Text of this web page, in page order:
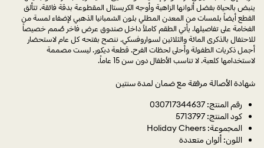
ينبض بالحياة بفضل ألوانها الزاهية وأوجه الكريستال المقطوعة بدقة فائقة. تتألق
القطع أيضاً بلمسات من المعدن المطلي بلون الشمبانيا الذهبي لإضفاء لمسة من
الفخامة على تفاصيلها. يأتي الطقم كاملاً داخل صندوق عرض فاخر صُمم خصيصاً
للاحتفال بالذكرى المائة والثلاثين لسواروفسكي. ننصح بفتحه كل عام لاستحضار
أجمل ذكريات الطفولة وأحلى لحظات الفرح. قطعة ديكور. ليست مصممة
لاستخدامها كلعبة. لا تناسب الأطفال دون سن 15 عاماً.
شهادة الأصالة مرفقة مع ضمان لمدة سنتين
رقم المنتج: 030717344637
كود المنتج: 5713797
المجموعة: Holiday Cheers
اللون: ألوان متعددة